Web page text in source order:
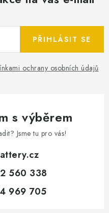
ochrany osobních údajů
PŘIHLÁSIT SE
s výběrem
Jsme tu pro vás!
560 338
969 705